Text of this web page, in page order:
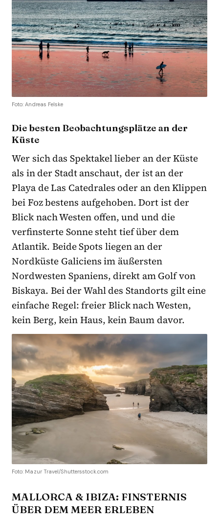
Foto: Andreas Felske
Die besten Beobachtungsplätze an der
Küste
Wer sich das Spektakel lieber an der Küste
als in der Stadt anschaut, der ist an der
Playa de Las Catedrales oder an den Klippen
bei Foz bestens aufgehoben. Dort ist der
Blick nach Westen offen, und und die
verfinsterte Sonne steht tief über dem
Atlantik. Beide Spots liegen an der
Nordküste Galiciens im äußersten
Nordwesten Spaniens, direkt am Golf von
Biskaya. Bei der Wahl des Standorts gilt eine
einfache Regel: freier Blick nach Westen,
kein Berg, kein Haus, kein Baum davor.
Foto: Mazur Travel/Shuttersstock.com
MALLORCA & IBIZA: FINSTERNIS
ÜBER DEM MEER ERLEBEN